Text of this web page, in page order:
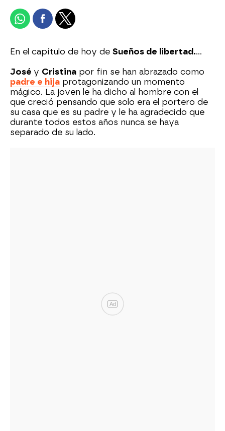
En el capítulo de hoy de Sueños de libertad....
José y Cristina por fin se han abrazado como
padre e hija protagonizando un momento
mágico. La joven le ha dicho al hombre con el
que creció pensando que solo era el portero de
su casa que es su padre y le ha agradecido que
durante todos estos años nunca se haya
separado de su lado.
Ad